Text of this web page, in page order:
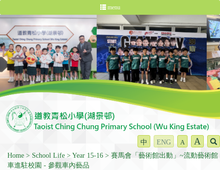
menu
中 ENG A A
Home School Life Year 15-16
賽馬會「藝術館出動」~流動藝術館
車進駐校園 - 參觀車內藝品